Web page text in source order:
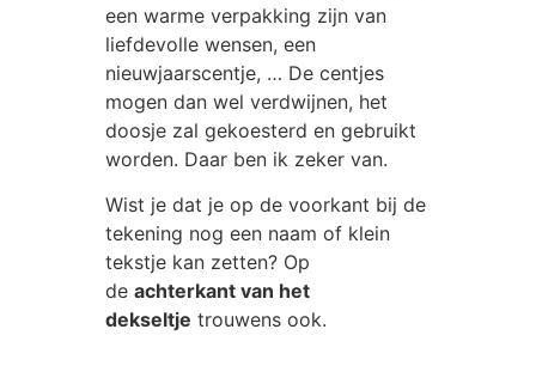
een warme verpakking zijn van
liefdevolle wensen, een
nieuwjaarscentje, … De centjes
mogen dan wel verdwijnen, het
doosje zal gekoesterd en gebruikt
worden. Daar ben ik zeker van.
Wist je dat je op de voorkant bij de
tekening nog een naam of klein
tekstje kan zetten? Op
de achterkant van het
dekseltje trouwens ook.